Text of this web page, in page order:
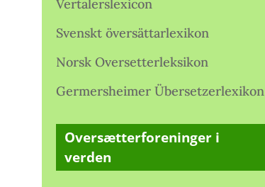
Vertalerslexicon
Svenskt översättarlexikon
Norsk Oversetterleksikon
Germersheimer Übersetzerlexikon
Oversætterforeninger i
verden